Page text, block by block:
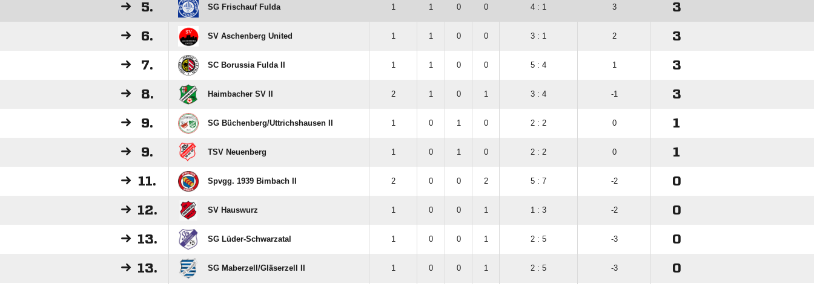
5. SG Frischauf Fulda 1 1 0 0 4 : 1 3 3
6. SV Aschenberg United 1 1 0 0 3 : 1 2 3
7. SC Borussia Fulda II 1 1 0 0 5 : 4 1 3
8. Haimbacher SV II 2 1 0 1 3 : 4 -1 3
9. SG Büchenberg/​Uttrichshausen II 1 0 1 0 2 : 2 0 1
9. TSV Neuenberg 1 0 1 0 2 : 2 0 1
11. Spvgg. 1939 Bimbach II 2 0 0 2 5 : 7 -2 0
12. SV Hauswurz 1 0 0 1 1 : 3 -2 0
13. SG Lüder-Schwarzatal 1 0 0 1 2 : 5 -3 0
13. SG Maberzell/​Gläserzell II 1 0 0 1 2 : 5 -3 0